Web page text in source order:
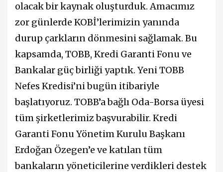
olacak bir kaynak oluşturduk. Amacımız
zor günlerde KOBİ’lerimizin yanında
durup çarkların dönmesini sağlamak. Bu
kapsamda, TOBB, Kredi Garanti Fonu ve
Bankalar güç birliği yaptık. Yeni TOBB
Nefes Kredisi’ni bugün itibariyle
başlatıyoruz. TOBB’a bağlı Oda-Borsa üyesi
tüm şirketlerimiz başvurabilir. Kredi
Garanti Fonu Yönetim Kurulu Başkanı
Erdoğan Özegen’e ve katılan tüm
bankaların yöneticilerine verdikleri destek